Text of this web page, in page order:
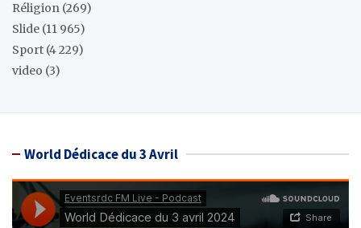
Réligion (269)
Slide (11 965)
Sport (4 229)
video (3)
World Dédicace du 3 Avril